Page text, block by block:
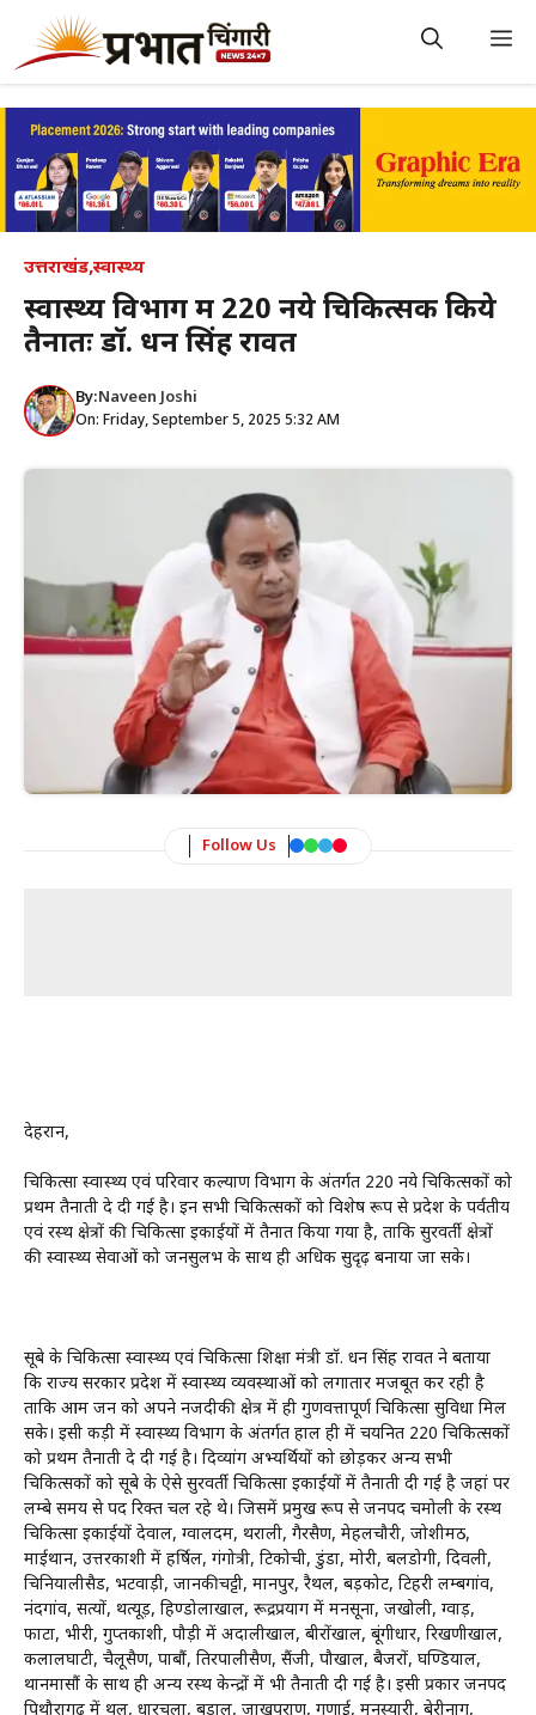
content
उत्तराखंड,स्वास्थ्य
स्वास्थ्य विभाग में 220 नये चिकित्सक किये
तैनातः डॉ. धन सिंह रावत
By:Naveen Joshi
On: Friday, September 5, 2025 5:32 AM
Follow Us
देहरादून,
चिकित्सा स्वास्थ्य एवं परिवार कल्याण विभाग के अंतर्गत 220 नये चिकित्सकों को
प्रथम तैनाती दे दी गई है। इन सभी चिकित्सकों को विशेष रूप से प्रदेश के पर्वतीय
एवं दूरस्थ क्षेत्रों की चिकित्सा इकाईयों में तैनात किया गया है, ताकि सुदूरवर्ती क्षेत्रों
की स्वास्थ्य सेवाओं को जनसुलभ के साथ ही अधिक सुदृढ़ बनाया जा सके।
सूबे के चिकित्सा स्वास्थ्य एवं चिकित्सा शिक्षा मंत्री डॉ. धन सिंह रावत ने बताया
कि राज्य सरकार प्रदेश में स्वास्थ्य व्यवस्थाओं को लगातार मजबूत कर रही है
ताकि आम जन को अपने नजदीकी क्षेत्र में ही गुणवत्तापूर्ण चिकित्सा सुविधा मिल
सके। इसी कड़ी में स्वास्थ्य विभाग के अंतर्गत हाल ही में चयनित 220 चिकित्सकों
को प्रथम तैनाती दे दी गई है। दिव्यांग अभ्यर्थियों को छोड़कर अन्य सभी
चिकित्सकों को सूबे के ऐसे सुदूरवर्ती चिकित्सा इकाईयों में तैनाती दी गई है जहां पर
लम्बे समय से पद रिक्त चल रहे थे। जिसमें प्रमुख रूप से जनपद चमोली के दूरस्थ
चिकित्सा इकाईयों देवाल, ग्वालदम, थराली, गैरसैण, मेहलचौरी, जोशीमठ,
माईथान, उत्तरकाशी में हर्षिल, गंगोत्री, टिकोची, डुंडा, मोरी, बलडोगी, दिवली,
चिनियालीसैड, भटवाड़ी, जानकीचट्टी, मानपुर, रैथल, बड़कोट, टिहरी लम्बगांव,
नंदगांव, सत्यों, थत्यूड़, हिण्डोलाखाल, रूद्रप्रयाग में मनसूना, जखोली, ग्वाड़,
फाटा, भीरी, गुप्तकाशी, पौड़ी में अदालीखाल, बीरोंखाल, बूंगीधार, रिखणीखाल,
कलालघाटी, चैलूसैण, पाबौं, तिरपालीसैण, सैंजी, पौखाल, बैजरों, घण्डियाल,
थानमासौं के साथ ही अन्य दूरस्थ केन्द्रों में भी तैनाती दी गई है। इसी प्रकार जनपद
पिथौरागढ़ में थल, धारचूला, बड़ालू, जाखपुराण, गणाई, मुनस्यारी, बेरीनाग,